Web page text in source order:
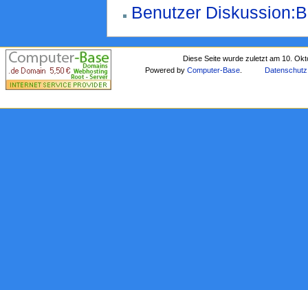
Benutzer
Diese Seite wurde zuletzt am 10.
Powered byComputer-Base Datenschutz